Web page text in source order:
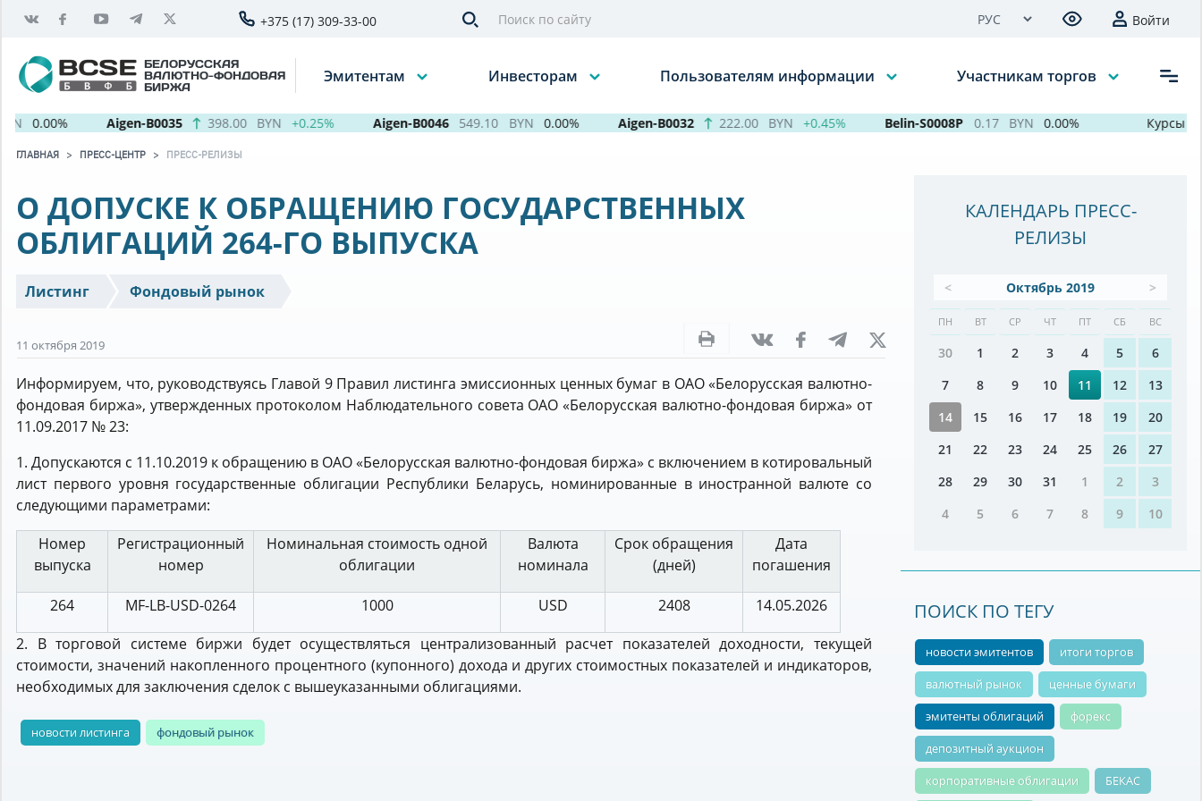
+375 (17) 309-33-00 Войти
БЕЛОРУССКАЯ
ВАЛЮТНО-ФОНДОВАЯ
БИРЖА
Эмитентам Инвесторам Пользователям информации Участникам торгов
0.00% Aigen-B0035 398.00 BYN +0.25% Aigen-B0046 549.10 BYN 0.00% Aigen-B0032 222.00 BYN +0.45% Belin-S0008P 0.17 BYN 0.00% Курсы
ГЛАВНАЯ ПРЕСС-ЦЕНТР ПРЕСС-РЕЛИЗЫ
О ДОПУСКЕ К ОБРАЩЕНИЮ ГОСУДАРСТВЕННЫХ
ОБЛИГАЦИЙ 264-ГО ВЫПУСКА
Листинг Фондовый рынок
11 октября 2019
Информируем, что, руководствуясь Главой 9 Правил листинга эмиссионных ценных бумаг в ОАО «Белорусская валютно-
фондовая биржа», утвержденных протоколом Наблюдательного совета ОАО «Белорусская валютно-фондовая биржа» от
11.09.2017 № 23:
1. Допускаются с 11.10.2019 к обращению в ОАО «Белорусская валютно-фондовая биржа» с включением в котировальный
лист первого уровня государственные облигации Республики Беларусь, номинированные в иностранной валюте со
следующими параметрами:
Номер
выпуска
Регистрационный
номер
Номинальная стоимость одной
облигации
Валюта
номинала
Срок обращения
(дней)
Дата
погашения
264 MF-LB-USD-0264 1000 USD 2408
14.05.2026
2. В торговой системе биржи будет осуществляться централизованный расчет показателей доходности, текущей
стоимости, значений накопленного процентного (купонного) дохода и других стоимостных показателей и индикаторов,
необходимых для заключения сделок с вышеуказанными облигациями.
новости листинга фондовый рынок
КАЛЕНДАРЬ ПРЕСС-
РЕЛИЗЫ
< Октябрь 2019 >
ПН ВТ СР ЧТ ПТ СБ ВС
30 1 2 3 4 5
6
7
8 9 10 11 12
13
14
15 16 17 18 19
20
21
22 23 24 25 26
27
28
29 30 31 1 2
3
4
5 6 7 8 9 10
ПОИСК ПО ТЕГУ
новости эмитентов
итоги торгов
валютный рынок
ценные бумаги
эмитенты облигаций
форекс
депозитный аукцион
корпоративные облигации
БЕКАС